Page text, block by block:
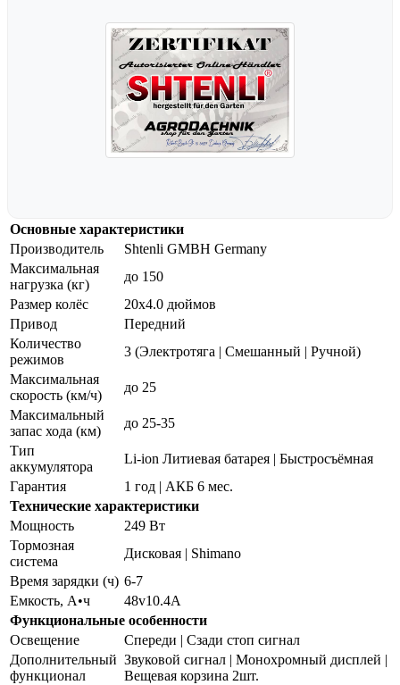
Основные характеристики
Производитель
Shtenli GMBH Germany
Максимальная
нагрузка (кг)
до 150
Размер колёс
20x4.0 дюймов
Привод
Передний
Количество
режимов
3 (Электротяга | Смешанный | Ручной)
Максимальная
скорость (км/ч)
до 25
Максимальный
запас хода (км)
до 25-35
Тип
аккумулятора
Li-ion Литиевая батарея | Быстросъёмная
Гарантия
1 год | АКБ 6 мес.
Технические характеристики
Мощность
249 Вт
Тормозная
система
Дисковая | Shimano
Время зарядки (ч) 6-7
Емкость, А•ч
48v10.4A
Функциональные особенности
Освещение
Спереди | Сзади стоп сигнал
Дополнительный
функционал
Звуковой сигнал | Монохромный дисплей |
Вещевая корзина 2шт.